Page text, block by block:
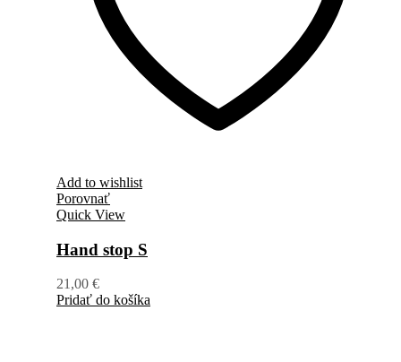
Add to wishlist
Porovnať
Quick View
Hand stop S
21,00 €
Pridať do košíka